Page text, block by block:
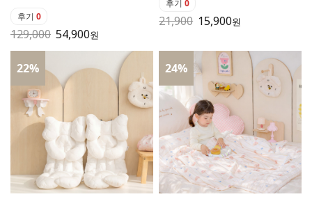
후기 0
129,000 54,900원
후기 0
21,900 15,900원
22% 24%